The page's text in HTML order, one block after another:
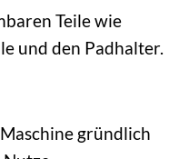
Teile wie
und den Padhalter.
gründlich